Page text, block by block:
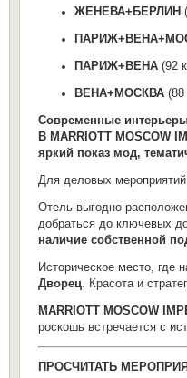
ЖЕНЕВА+БЕРЛИН
ПАРИЖ+ВЕНА (92
ВЕНА+МОСКВА (88
Современные
В MARRIOTT
яркий показ мод,
Для деловых
Отель выгодно
добраться до ключевых
наличие собственной
Историческое место, где
Дворец. Красота и
MARRIOTT MOSCOW
роскошь встречается с
ПРОСЧИТАТЬ